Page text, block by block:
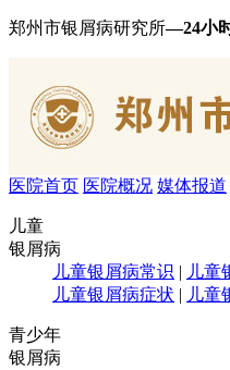
郑州市银屑病研究所—24小
医院首页 医院概况 媒体报道
儿童
银屑病
儿童银屑病常识 | 儿童
儿童银屑病症状 | 儿童
青少年
银屑病